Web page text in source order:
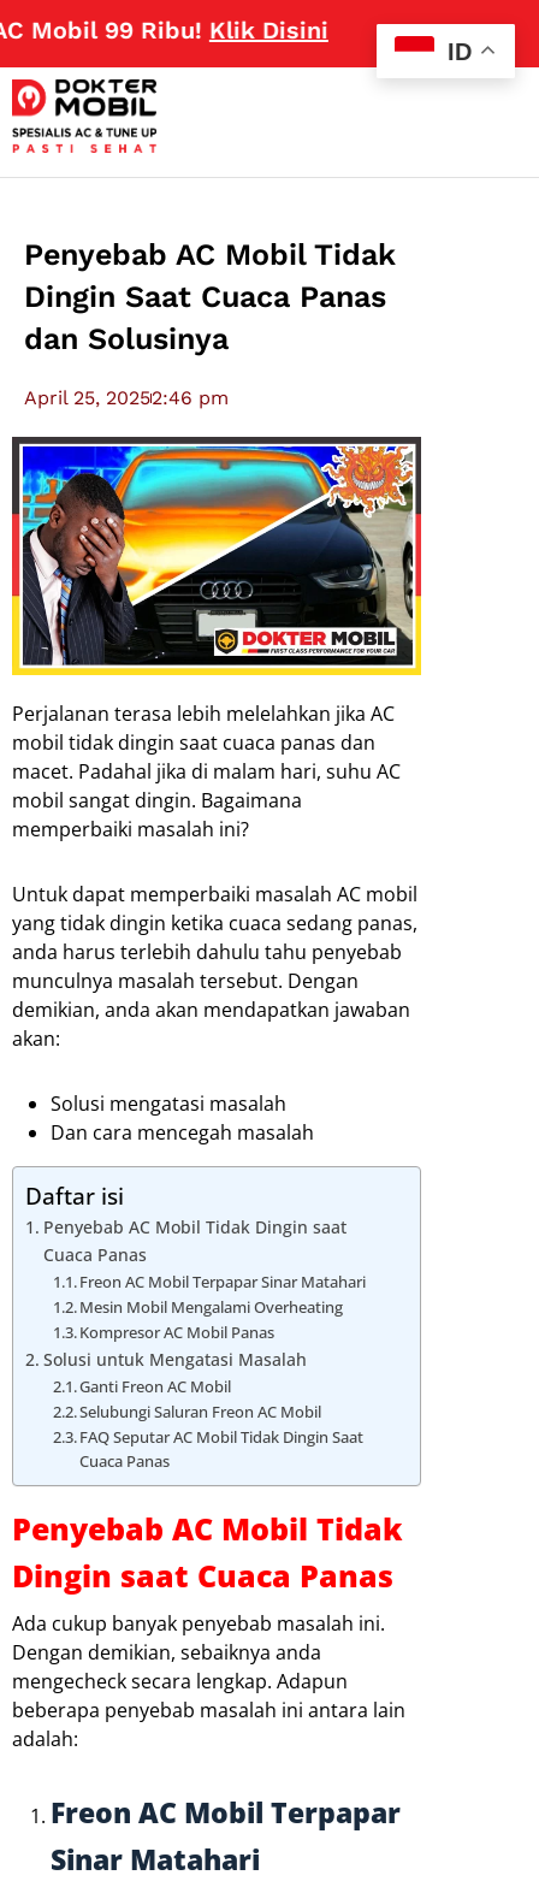
99 Ribu! Klik Disini
Penyebab AC Mobil Tidak
Dingin Saat Cuaca Panas
dan Solusinya
April 25, 20252:46 pm
Perjalanan terasa lebih melelahkan jika AC
mobil tidak dingin saat cuaca panas dan
macet. Padahal jika di malam hari, suhu AC
mobil sangat dingin. Bagaimana
memperbaiki masalah ini?
Untuk dapat memperbaiki masalah AC mobil
yang tidak dingin ketika cuaca sedang panas,
anda harus terlebih dahulu tahu penyebab
munculnya masalah tersebut. Dengan
demikian, anda akan mendapatkan jawaban
akan:
Solusi mengatasi masalah
Dan cara mencegah masalah
Daftar isi
Penyebab AC Mobil Tidak Dingin saat
Cuaca Panas
Freon AC Mobil Terpapar Sinar Matahari
Mesin Mobil Mengalami Overheating
Kompresor AC Mobil Panas
Solusi untuk Mengatasi Masalah
Ganti Freon AC Mobil
Selubungi Saluran Freon AC Mobil
FAQ Seputar AC Mobil Tidak Dingin Saat
Cuaca Panas
Penyebab AC Mobil Tidak
Dingin saat Cuaca Panas
Ada cukup banyak penyebab masalah ini.
Dengan demikian, sebaiknya anda
mengecheck secara lengkap. Adapun
beberapa penyebab masalah ini antara lain
adalah:
Freon AC Mobil Terpapar
Sinar Matahari
ID